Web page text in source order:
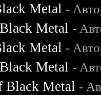
Metal -
Metal -
Metal -
Metal -
Black Metal -